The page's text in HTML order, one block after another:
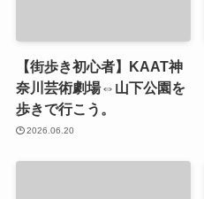
【街歩き初心者】KAAT神
奈川芸術劇場⇔山下公園を
歩きで行こう。
2026.06.20